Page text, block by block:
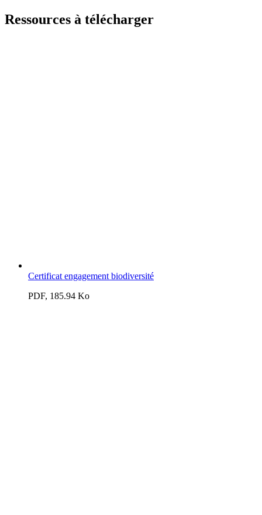
Ressources à télécharger
Certificat engagement biodiversité
PDF, 185.94 Ko